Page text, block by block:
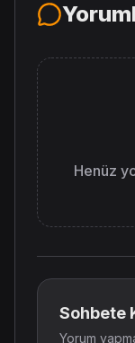
Henüz
Sohbete
Yorum